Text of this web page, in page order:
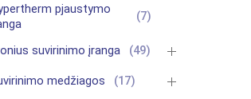
pjaustymo
(7)
suvirinimo įranga (49)
medžiagos (17)